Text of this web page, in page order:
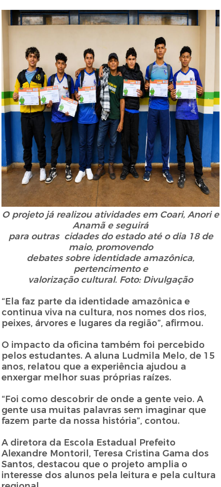
O projeto já realizou atividades em Coari, Anori e
Anamã e seguirá
para outras cidades do estado até odia 18 de
maio, promovendo
debatessobre identidadeamazônica,
pertencimento e
valorizaçãocultural. Foto: Divulgação
“Ela faz parte da identidade amazônica e
continua viva na cultura, nos nomes dos rios,
peixes, árvores e lugares da região”, afirmou.
O impacto da oficina também foi percebido
pelos estudantes. A aluna Ludmila Melo, de 15
anos, relatou que a experiência ajudou a
enxergar melhor suas próprias raízes.
“Foi como descobrir de onde a gente veio. A
gente usa muitas palavras sem imaginar que
fazem parte da nossa história”, contou.
A diretora da Escola Estadual Prefeito
Alexandre Montoril, Teresa Cristina Gama dos
Santos, destacou que o projeto amplia o
interesse dos alunos pela leitura e pela cultura